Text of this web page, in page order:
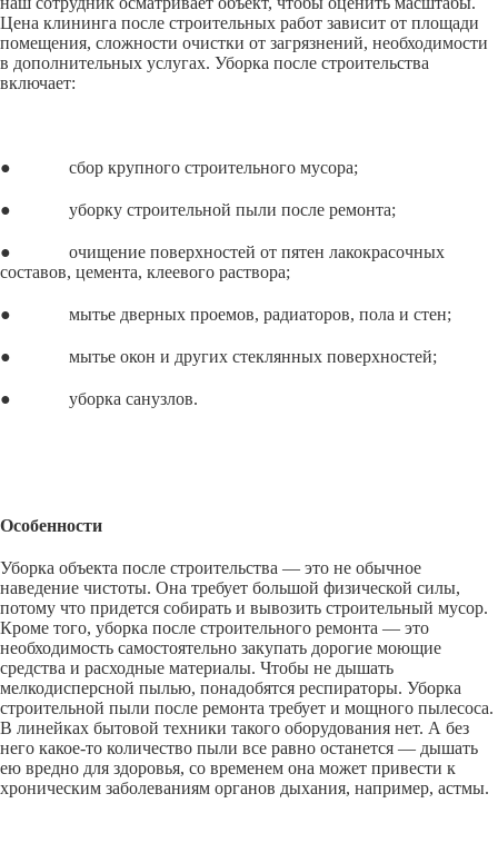
Цена клининга после строительных работ зависит от площади
помещения, сложности очистки от загрязнений, необходимости
в дополнительных услугах. Уборка после строительства
включает:
● сбор крупного строительного мусора;
● уборку строительной пыли после ремонта;
● очищение поверхностей от пятен лакокрасочных
составов, цемента, клеевого раствора;
● мытье дверных проемов, радиаторов, пола и стен;
● мытье окон и других стеклянных поверхностей;
● уборка санузлов.
Особенности
Уборка объекта после строительства — это не обычное
наведение чистоты. Она требует большой физической силы,
потому что придется собирать и вывозить строительный мусор.
Кроме того, уборка после строительного ремонта — это
необходимость самостоятельно закупать дорогие моющие
средства и расходные материалы. Чтобы не дышать
мелкодисперсной пылью, понадобятся респираторы. Уборка
строительной пыли после ремонта требует и мощного пылесоса.
В линейках бытовой техники такого оборудования нет. А без
него какое-то количество пыли все равно останется — дышать
ею вредно для здоровья, со временем она может привести к
хроническим заболеваниям органов дыхания, например, астмы.